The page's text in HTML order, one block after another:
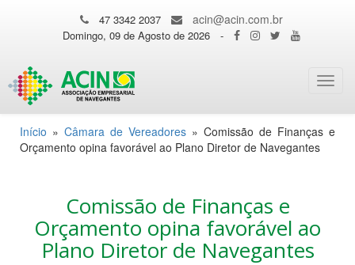
47 3342 2037 acin@acin.com.br
Domingo, 09 de Agosto de 2026 -
Início » Câmara de Vereadores » Comissão de Finanças e
Orçamento opina favorável ao Plano Diretor de Navegantes
Comissão de Finanças e
Orçamento opina favorável ao
Plano Diretor de Navegantes